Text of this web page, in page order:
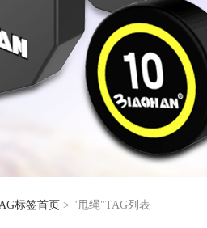
标签首页 > "甩绳"TAG列表